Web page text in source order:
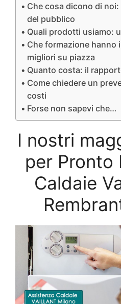
Che cosa dicono di
del pubblico
Quali prodotti usiamo:
Che formazione hanno
migliori su piazza
Quanto costa: il
Come chiedere un
costi
Forse non sapevi che…
I nostri
per Pronto
Caldaie